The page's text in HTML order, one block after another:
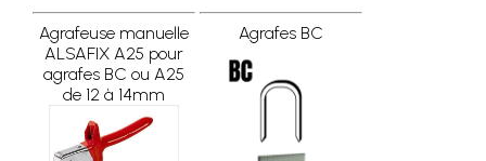
Agrafeuse manuelle
ALSAFIX A25 pour
agrafes BC ou A25
de 12 à 14mm
Agrafes BC